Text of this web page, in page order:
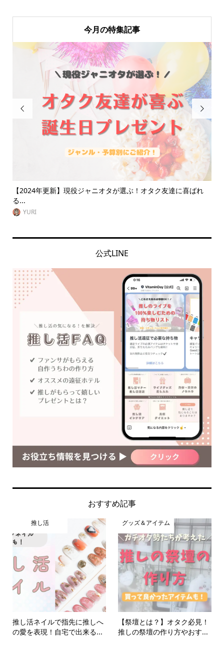
今月の特集記事

達に喜ばれ
大阪遠征にオススメ！オタクに優しい安い推し活ホテ

公式LINE
おすすめ記事
推し活
推し活ネイルで指先に推しへ
の愛を表現！自宅で出来る...
グッズ＆アイテム
【祭壇とは？】オタク必見！
推しの祭壇の作り方やおす...